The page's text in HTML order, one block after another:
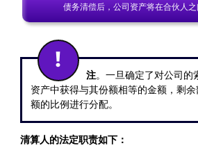
债务清偿后，公司资产将在合伙人之
注。一旦确定了对公司的
资产中获得与其份额相等的金额，剩
额的比例进行分配。
清算人的法定职责如下：